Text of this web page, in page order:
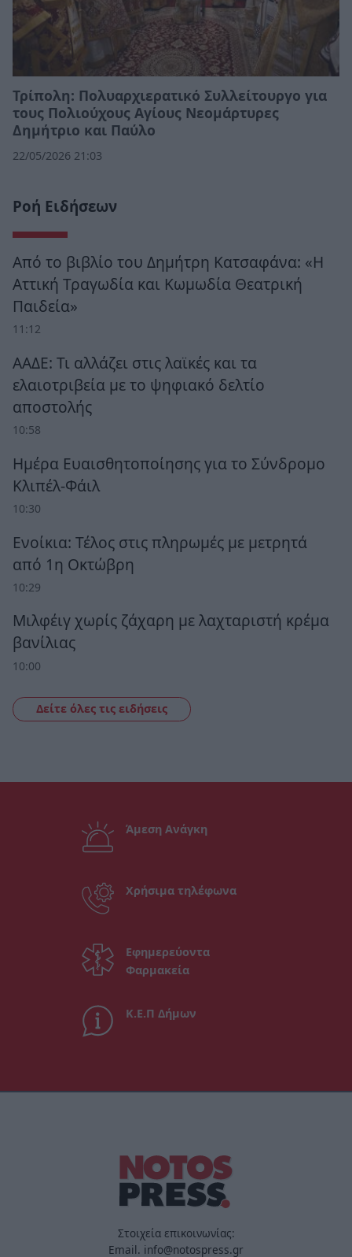
Τρίπολη: Πολυαρχιερατικό Συλλείτουργο για
τους Πολιούχους Αγίους Νεομάρτυρες
Δημήτριο και Παύλο
22/05/2026 21:03
Ροή Ειδήσεων
Από το βιβλίο του Δημήτρη Κατσαφάνα: «Η
Αττική Τραγωδία και Κωμωδία Θεατρική
Παιδεία»
11:12
ΑΑΔΕ: Τι αλλάζει στις λαϊκές και τα
ελαιοτριβεία με το ψηφιακό δελτίο
αποστολής
10:58
Ημέρα Ευαισθητοποίησης για το Σύνδρομο
Κλιπέλ-Φάιλ
10:30
Ενοίκια: Τέλος στις πληρωμές με μετρητά
από 1η Οκτώβρη
10:29
Μιλφέιγ χωρίς ζάχαρη με λαχταριστή κρέμα
βανίλιας
10:00
Δείτε όλες τις ειδήσεις
Άμεση Ανάγκη
Χρήσιμα τηλέφωνα
Εφημερεύοντα
Φαρμακεία
Κ.Ε.Π Δήμων
Στοιχεία επικοινωνίας:
Email. info@notospress.gr